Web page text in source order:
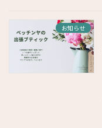
お知らせ